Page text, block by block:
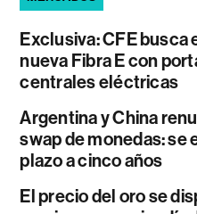
Exclusiva: CFE busca
nueva Fibra E con
centrales eléctricas
Argentina y China
swap de monedas: se
plazo a cinco años
El precio del oro se